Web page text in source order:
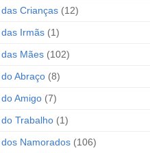
das Crianças (12)
das Irmãs (1)
das Mães (102)
Abraço (8)
Amigo (7)
do Trabalho (1)
dos Namorados (106)